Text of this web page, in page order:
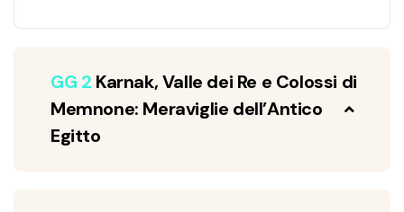
GG 2 Karnak, Valle dei Re e Colossi di
Memnone: Meraviglie dell’Antico
Egitto